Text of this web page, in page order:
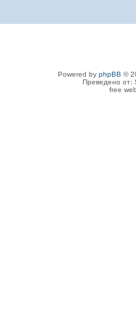
Powered by phpBB ©
Преведено от:
free